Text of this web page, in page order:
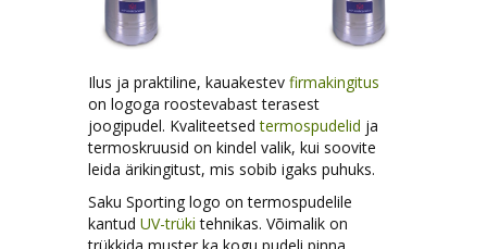
Ilus ja praktiline, kauakestev firmakingitus
on logoga roostevabast terasest
joogipudel. Kvaliteetsedtermospudelid ja
termoskruusid on kindel valik, kui soovite
leida ärikingitust, mis sobib igaks puhuks.
Saku Sporting logo on termospudelile
kantudUV-trüki tehnikas. Võimalik on